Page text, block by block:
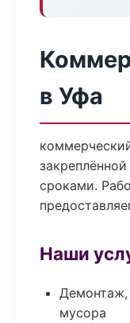
в Уфа
сроками.
Наши
Демонтаж,
мусора